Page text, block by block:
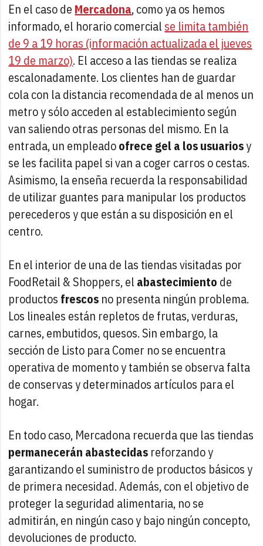
En el caso de Mercadona, como ya os hemos
informado, el horario comercial se limita también
de 9 a 19 horas (información actualizada el jueves
19 de marzo). El acceso a las tiendas se realiza
escalonadamente. Los clientes han de guardar
cola con la distancia recomendada de al menos un
metro y sólo acceden al establecimiento según
van saliendo otras personas del mismo. En la
entrada, un empleadoofrece gel a los usuariosy
se les facilita papel si van a coger carros o cestas.
Asimismo, la enseña recuerda la responsabilidad
de utilizar guantes para manipular los productos
perecederos y que están a su disposición en el
centro.
En el interior de una de las tiendas visitadas por
FoodRetail & Shoppers, el abastecimiento de
productos frescos no presenta ningún problema.
Los lineales están repletos de frutas, verduras,
carnes, embutidos, quesos. Sin embargo, la
sección de Listo para Comer no se encuentra
operativa de momento y también se observa falta
de conservas y determinados artículos para el
hogar.
En todo caso, Mercadona recuerda que las tiendas
permanecerán abastecidas reforzando y
garantizando el suministro de productos básicos y
de primera necesidad. Además, con el objetivo de
proteger la seguridad alimentaria, no se
admitirán, en ningún caso y bajo ningún concepto,
devoluciones de producto.